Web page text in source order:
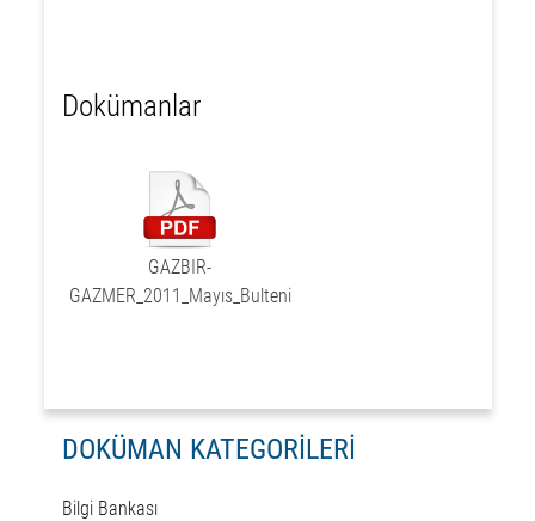
Dokümanlar
GAZBIR-
GAZMER_2011_Mayıs_Bulteni
DOKÜMAN KATEGORİLERİ
Bilgi Bankası